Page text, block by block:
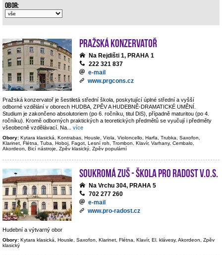
Obor:
Pražská konzervatoř
Na Rejdišti 1, PRAHA 1
222 321 837
e-mail
www.prgcons.cz
Pražská konzervatoř je šestiletá střední škola, poskytující úplné střední a vyšší
odborné vzdělání v oborech HUDBA, ZPĚV A HUDEBNĚ-DRAMATICKÉ UMĚNÍ.
Studium je zakončeno absolutoriem (po 6. ročníku, titul DiS), případně maturitou (po 4.
ročníku). Kromě odborných praktických a teoretických předmětů se vyučují i předměty
všeobecně vzdělávací. Na
více
Obory: Kytara klasická, Kontrabas, Housle, Viola, Violoncello, Harfa, Trubka, Saxofon,
Klarinet, Flétna, Tuba, Hoboj, Fagot, Lesní roh, Trombon, Klavír, Varhany, Cembalo,
Akordeon, Bicí nástroje, Zpěv klasický, Zpěv populární
Soukromá ZUŠ - Škola pro radost v.o.s.
Na Vrchu 304, PRAHA 5
702 277 260
e-mail
www.pro-radost.cz
Hudební a výtvarný obor
Obory: Kytara klasická, Housle, Saxofon, Klarinet, Flétna, Klavír, El. klávesy, Akordeon, Zpěv
klasický